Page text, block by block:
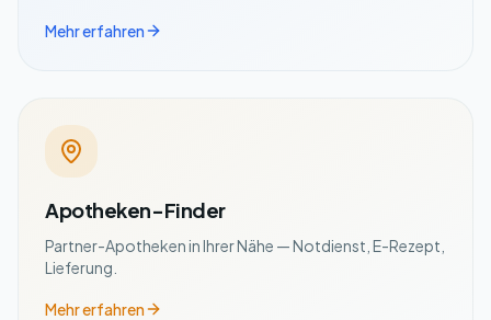
Mehr erfahren
Apotheken-Finder
Partner-Apotheken in Ihrer Nähe — Notdienst, E-Rezept,
Lieferung.
Mehr erfahren